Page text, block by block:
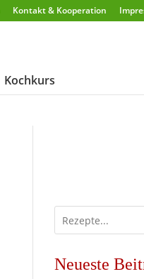
Kontakt & Kooperation
Kochkurs
Neueste